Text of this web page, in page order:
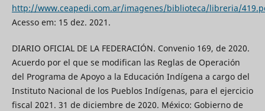
http://www.ceapedi.com.ar/imagenes/biblioteca/libreria/
Acesso em: 15 dez. 2021.
DIARIO OFICIAL DE LA FEDERACIÓN. Convenio 169, de 2020.
Acuerdo por el que se modifican las Reglas de Operación
del Programa de Apoyo a la Educación Indígena a cargo del
Instituto Nacional de los Pueblos Indígenas, para el ejercicio
fiscal 2021. 31 de diciembre de 2020. México: Gobierno de